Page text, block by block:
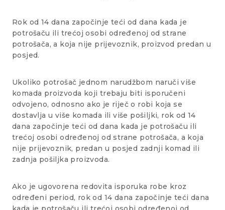
Rok od 14 dana započinje teći od dana kada je
potrošaču ili trećoj osobi određenoj od strane
potrošača, a koja nije prijevoznik, proizvod predan u
posjed.
Ukoliko potrošač jednom narudžbom naruči više
komada proizvoda koji trebaju biti isporučeni
odvojeno, odnosno ako je riječ o robi koja se
dostavlja u više komada ili više pošiljki, rok od 14
dana započinje teći od dana kada je potrošaču ili
trećoj osobi određenoj od strane potrošača, a koja
nije prijevoznik, predan u posjed zadnji komad ili
zadnja pošiljka proizvoda.
Ako je ugovorena redovita isporuka robe kroz
određeni period, rok od 14 dana započinje teći dana